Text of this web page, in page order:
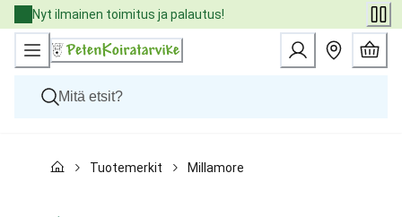
Skip
to
Content
Nyt ilmainen toimitus ja palautus!
Kissat
Tuotemerkit Millamore